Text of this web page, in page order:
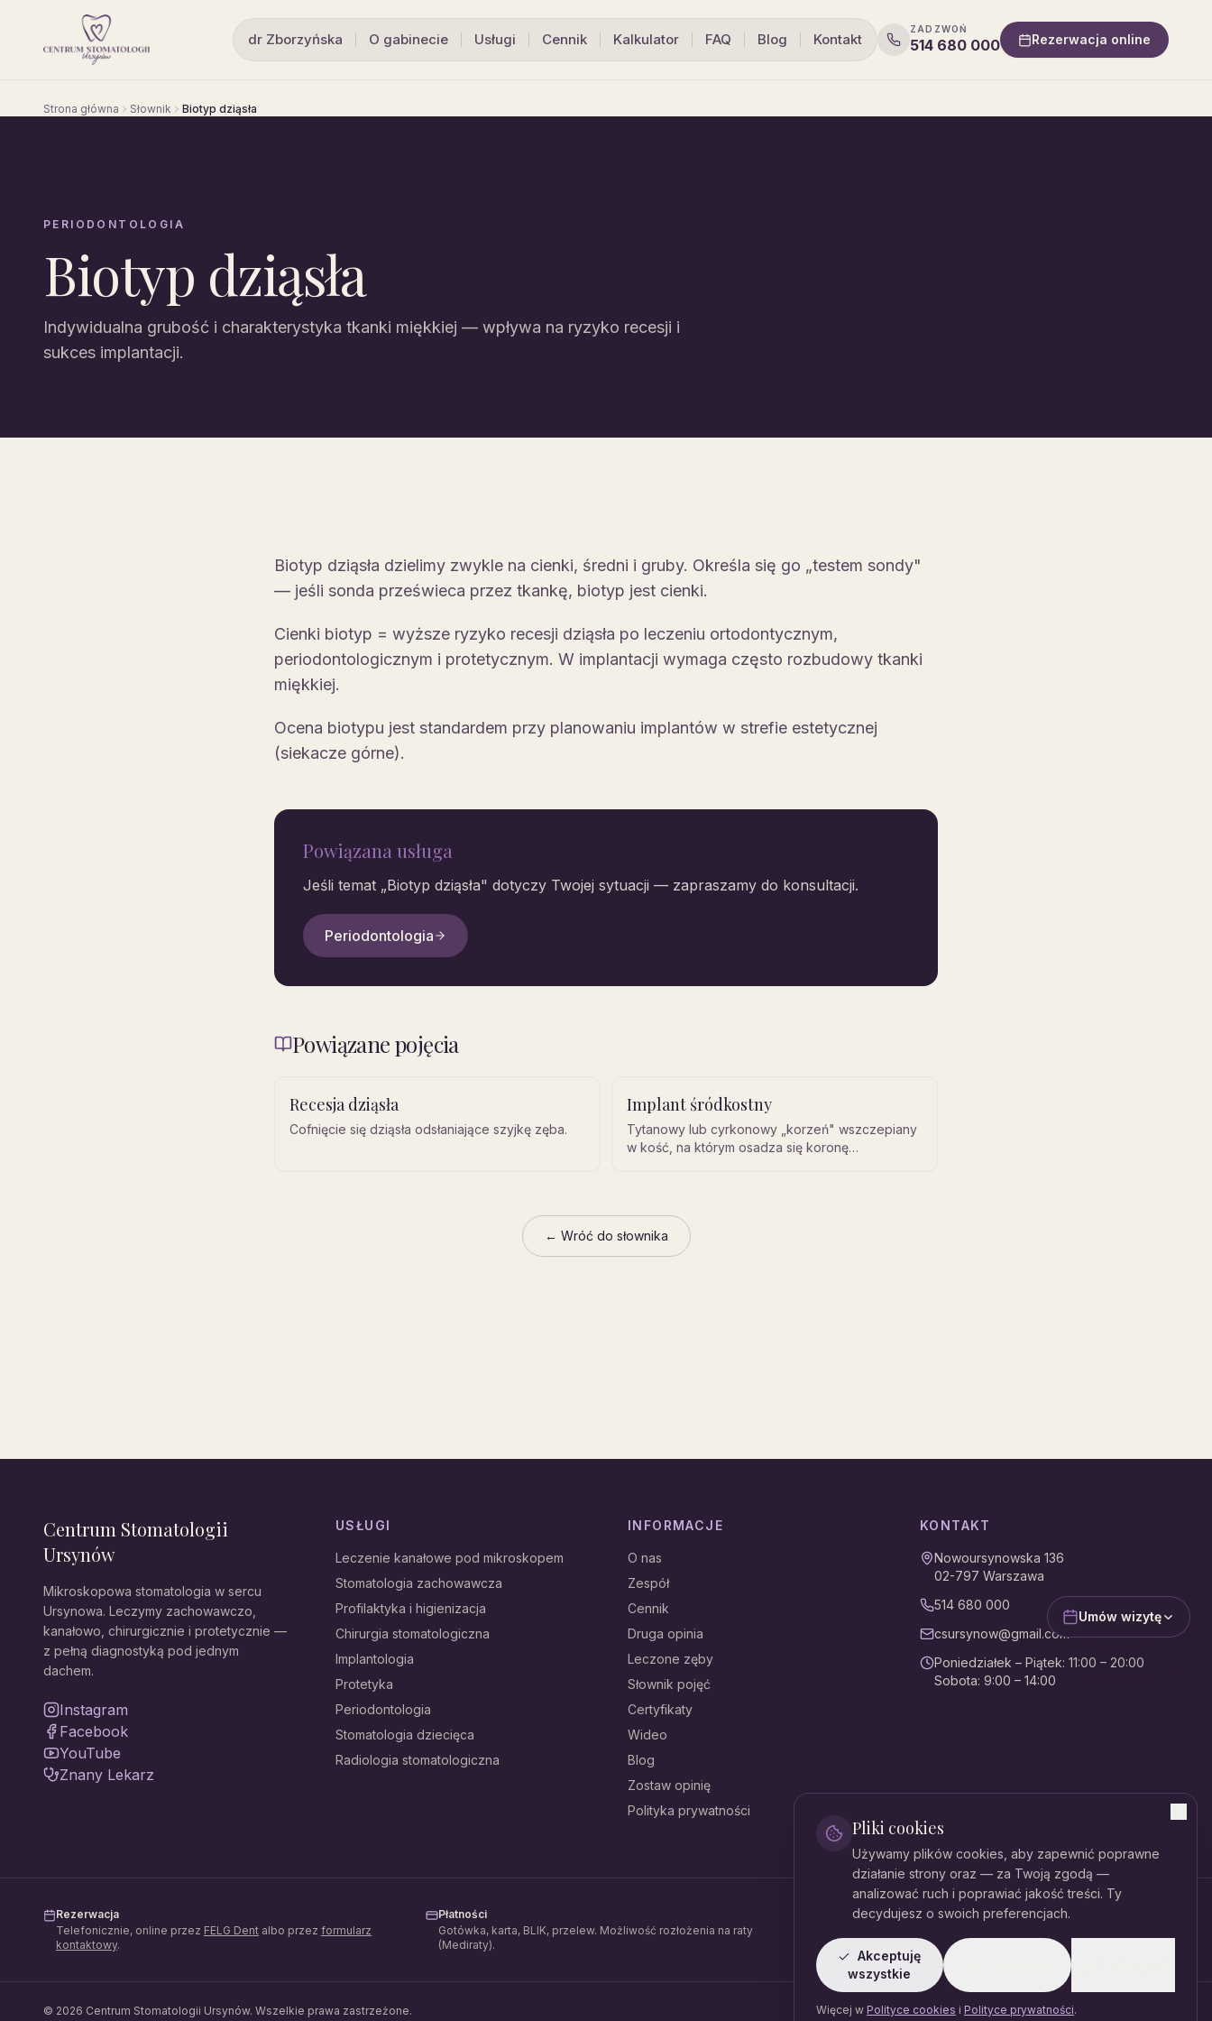
dr Zborzyńska O gabinecie Usługi Cennik Kalkulator FAQ Blog Kontakt
ZADZWOŃ
514 680 000 Rezerwacja online
Strona główna Słownik Biotyp dziąsła
PERIODONTOLOGIA
Biotyp dziąsła
Indywidualna grubość i charakterystyka tkanki miękkiej — wpływa na ryzyko recesji i
sukces implantacji.
Biotyp dziąsła dzielimy zwykle na cienki, średni i gruby. Określa się go „testem sondy"
— jeśli sonda prześwieca przez tkankę, biotyp jest cienki.
Cienki biotyp = wyższe ryzyko recesji dziąsła po leczeniu ortodontycznym,
periodontologicznym i protetycznym. W implantacji wymaga często rozbudowy tkanki
miękkiej.
Ocena biotypu jest standardem przy planowaniu implantów w strefie estetycznej
(siekacze górne).
Powiązana usługa
Jeśli temat „Biotyp dziąsła" dotyczy Twojej sytuacji — zapraszamy do konsultacji.
Periodontologia
Powiązane pojęcia
Recesja dziąsła
Cofnięcie się dziąsła odsłaniające szyjkę zęba.
Implant śródkostny
Tytanowy lub cyrkonowy „korzeń" wszczepiany
w kość, na którym osadza się koronę
← Wróć do słownika
Centrum Stomatologii
Ursynów
Mikroskopowa stomatologia w sercu
Ursynowa. Leczymy zachowawczo,
kanałowo, chirurgicznie i protetycznie —
z pełną diagnostyką pod jednym
dachem.
Instagram
Facebook
YouTube
Znany Lekarz
USŁUGI
Leczenie kanałowe pod mikroskopem
Stomatologia zachowawcza
Profilaktyka i higienizacja
Chirurgia stomatologiczna
Implantologia
Protetyka
Periodontologia
Stomatologia dziecięca
Radiologia stomatologiczna
INFORMACJE
O nas
Zespół
Cennik
Druga opinia
Leczone zęby
Słownik pojęć
Certyfikaty
Wideo
Blog
Zostaw opinię
Polityka prywatności
KONTAKT
Nowoursynowska 136
02-797 Warszawa
514 680 000
csursynow@gmail.com
Poniedziałek – Piątek: 11:00 – 20:00
Sobota: 9:00 – 14:00
Rezerwacja
Telefonicznie, online przez FELG Dent albo przez formularz
kontaktowy.
Płatności
Gotówka, karta, BLIK, przelew. Możliwość rozłożenia na raty
(Mediraty).
Dane rejestrowe
© 2026 Centrum Stomatologii Ursynów. Wszelkie prawa zastrzeżone.
Polityka prywatnościCookiesRegulamin organizacyjny
Pliki cookies
Używamy plików cookies, aby zapewnić poprawne
działanie strony oraz — za Twoją zgodą —
analizować ruch i poprawiać jakość treści. Ty
decydujesz o swoich preferencjach.
Akceptuję
wszystkie
Więcej w Polityce cookies i Polityce prywatności.
Umów wizytę